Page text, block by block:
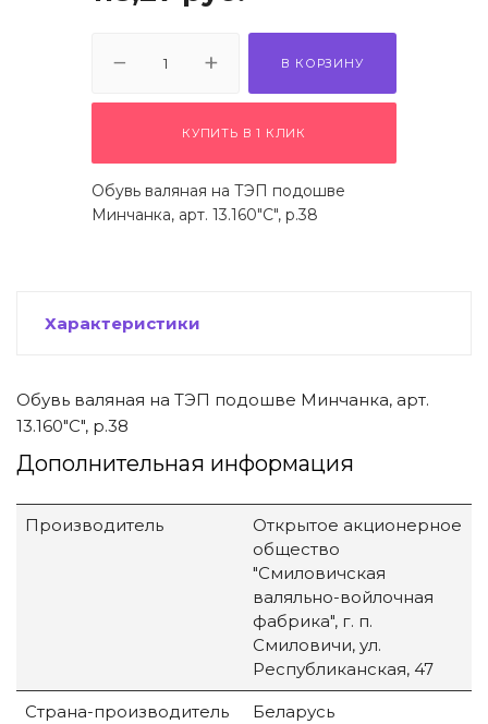
В КОРЗИНУ
КУПИТЬ В 1 КЛИК
Обувь валяная на ТЭП подошве
Минчанка, арт. 13.160"С", р.38
Характеристики
Обувь валяная на ТЭП подошве Минчанка, арт.
13.160"С", р.38
Дополнительная информация
Производитель
Открытое акционерное
общество
"Смиловичская
валяльно-войлочная
фабрика", г. п.
Смиловичи, ул.
Республиканская, 47
Страна-производитель Беларусь